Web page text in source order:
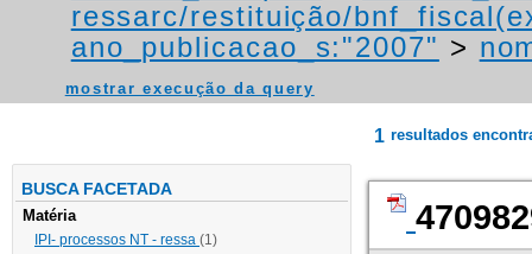
ressarc/restituição/
ano_publicacao_s:"2007" >
mostrar execução da query
BUSCA FACETADA
Matéria
IPI- processos NT - ressa (1)
1 resultados